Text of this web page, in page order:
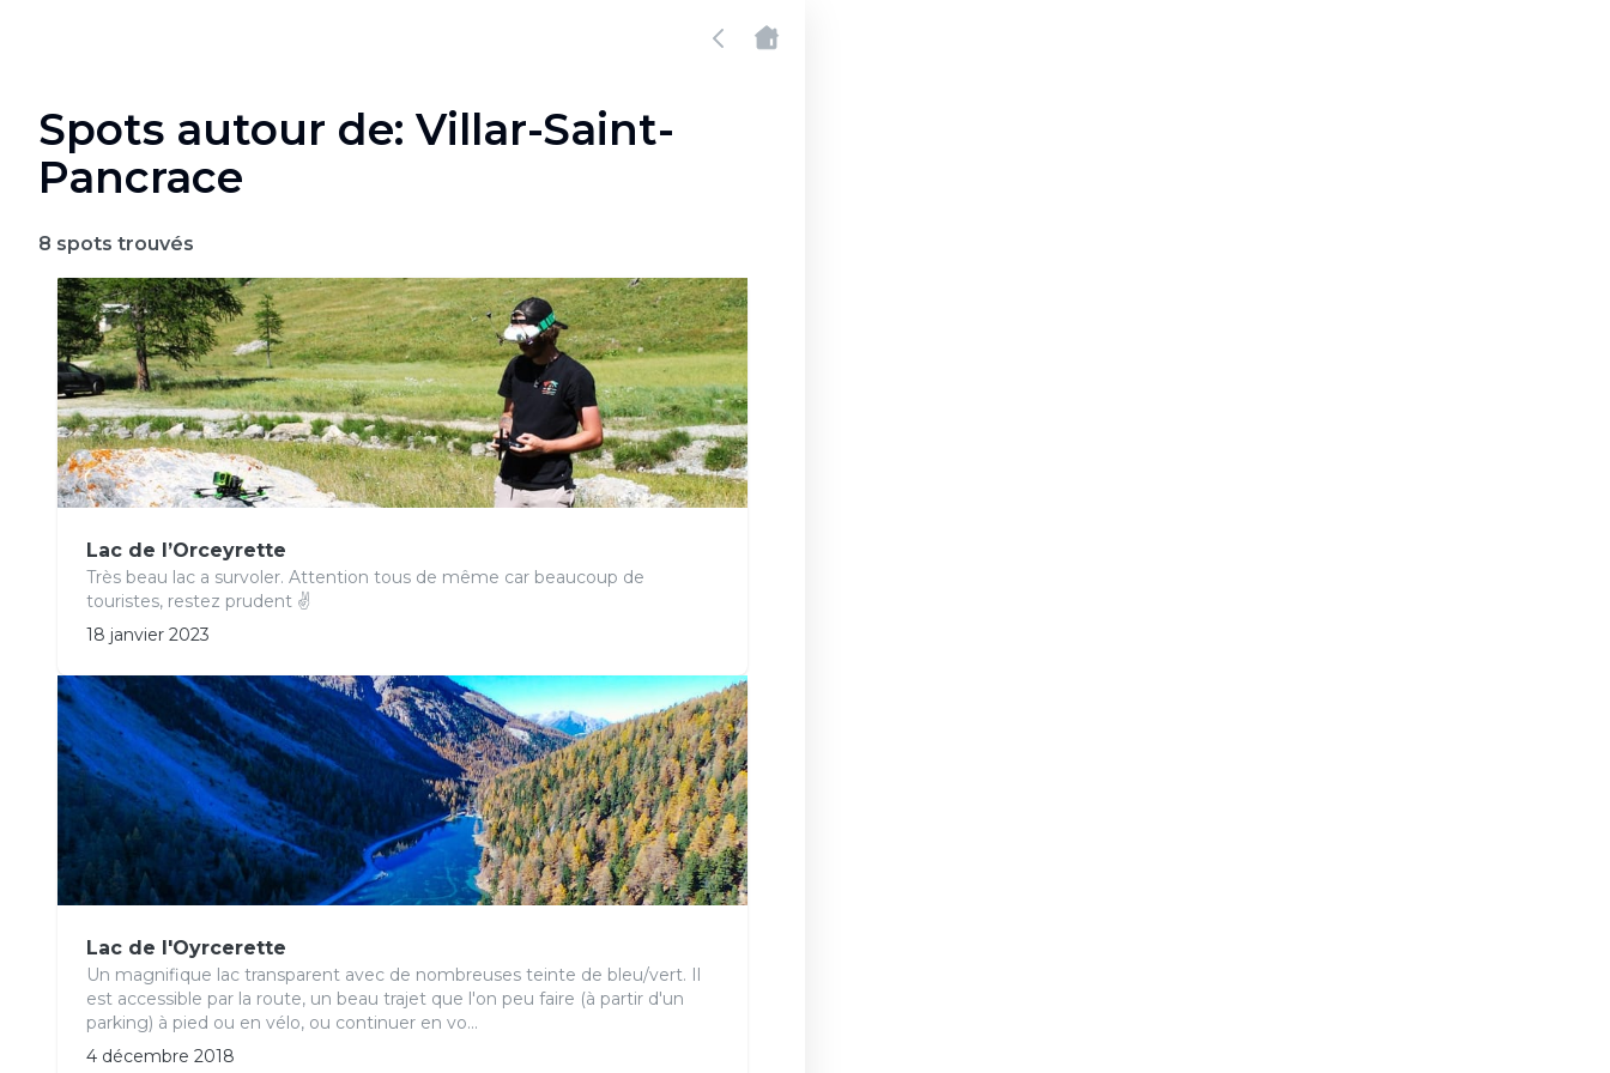
Spots autour de: Villar-Saint-
Pancrace
8 spots trouvés
Lac de l’Orceyrette
Très beau lac a survoler. Attention tous de même car beaucoup de
touristes, restez prudent ✌
18 janvier 2023
Lac de l'Oyrcerette
Un magnifique lac transparent avec de nombreuses teinte de bleu/vert. Il
est accessible par la route, un beau trajet que l'on peu faire (à partir d'un
parking) à pied ou en vélo, ou continuer en vo...
4 décembre 2018